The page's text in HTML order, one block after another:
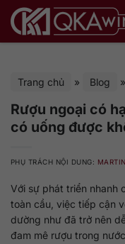
qua
Trang chủ » Blog »
Rượu ngoại có
có uống được
PHỤ TRÁCH NỘI DUNG:
Với sự phát triển nhanh
toàn cầu, việc tiếp cận
dường như đã trở nên
đam mê rượu trong